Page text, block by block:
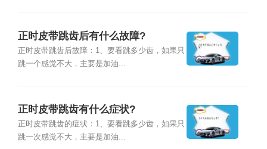
正时皮带跳齿后有什么故障?
正时皮带跳齿后故障：1、要看跳多少齿，如果只
跳一个感觉不大，主要是加油...
正时皮带跳齿有什么症状?
正时皮带跳齿的症状：1、要看跳多少齿，如果只
跳一次感觉不大，主要是加油...